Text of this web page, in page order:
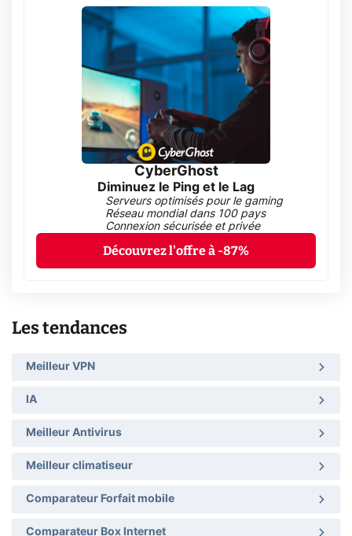
CyberGhost
Diminuez le Ping et le Lag
Serveurs optimisés pour le gaming
Réseau mondial dans 100 pays
Connexion sécurisée et privée
Découvrez l'offre à -87%
Les tendances
Meilleur VPN
IA
Meilleur Antivirus
Meilleur climatiseur
Comparateur Forfait mobile
Comparateur Box Internet